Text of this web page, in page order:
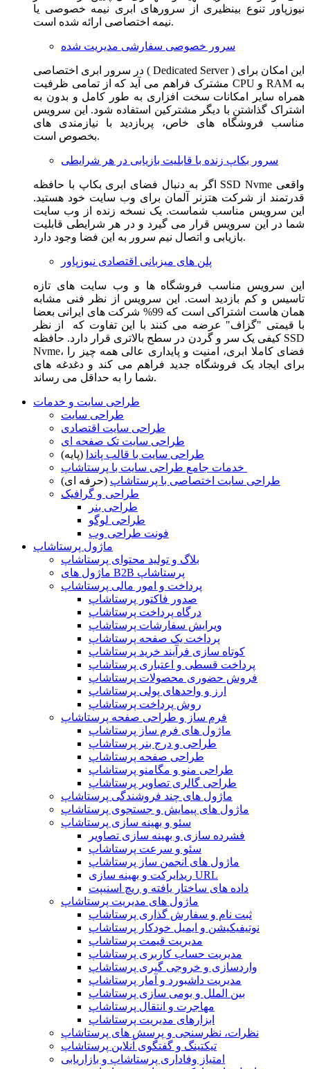
نیوزپاور تنوع بینظیری از سرورهای ابری نیمه خصوصی یا
نیمه اختصاصی ارائه شده است.
سرور خصوصی سفارشی مدیریت شده
در سرور ابری اختصاصی ( Dedicated Server ) این امکان برای
مشترک فراهم می آید که از تمامی ظرفیت CPU و RAM به
همراه سایر امکانات سخت افزاری به طور کامل و بدون به
اشتراک گذاشتن با دیگر مشترکین استفاده شود. این سرویس
مناسب فروشگاه های خاص، پربازدید با نیازمندی های
بخصوص است.
سرور بکاپ زنده با قابلیت بازیابی در هر شرایطی
اگر به دنبال فضای ابری بکاپ با حافظه SSD Nvme واقعی
قدرتمند از شرکت هتزنر آلمان برای وب سایت خود هستید.
این سرویس مناسب شماست. یک نسخه زنده از وب سایت
شما در این سرویس قرار می گیرد و در هر شرایطی قابلیت
بازیابی و اتصال نیم سرور به این فضا وجود دارد.
پلن های میزبانی اقتصادی نیوزپاور
این سرویس مناسب فروشگاه ها و وب سایت های تازه
تاسیس و کم بازدید است. این سرویس از نظر فنی مشابه
همان هاست اشتراکی است که 99% شرکت های ایرانی بعضا
با قیمتی "گزاف" عرضه می کنند با این تفاوت که از نظر
کیفی یک سر و گردن در سطح بالاتری قرار دارد. حافظه SSD
Nvme، فضای کاملا ابری، امنیت و پایداری عالی همه چیز را
برای ایجاد یک فروشگاه جدید فراهم می کند و دغدغه های
شما را به حداقل می رساند.
طراحی سایت و خدمات
طراحی سایت
طراحی سایت اقتصادی
طراحی سایت تک صفحه ای
طراحی سایت با قالب پاندا (پایه)
طراحی سایت اختصاصی با پرستاشاپ (حرفه ای)
طراحی و گرافیک
طراحی بنر
طراحی لوگو
فونت طراحی وب
ماژول پرستاشاپ
بلاگ و تولید محتوای پرستاشاپ
ماژول های B2B پرستاشاپ
پرداخت و امور مالی پرستاشاپ
صدور فاکتور پرستاشاپ
درگاه پرداخت پرستاشاپ
ویرایش سفارشات پرستاشاپ
پرداخت یک صفحه پرستاشاپ
کوتاه سازی فرآیند خرید پرستاشاپ
پرداخت قسطی و اعتباری پرستاشاپ
فروش حضوری محصولات پرستاشاپ
ارز و واحدهای پولی پرستاشاپ
روش پرداخت پرستاشاپ
فرم ساز و طراحی صفحه پرستاشاپ
ماژول های فرم ساز پرستاشاپ
طراحی و درج بنر پرستاشاپ
طراحی صفحه پرستاشاپ
طراحی منو و مگامنو پرستاشاپ
طراحی گالری تصاویر پرستاشاپ
ماژول های چند فروشندگی پرستاشاپ
ماژول های پیمایش و جستجوی پرستاشاپ
سئو و بهینه سازی پرستاشاپ
فشرده سازی و بهینه سازی تصاویر
سئو و سرعت پرستاشاپ
ماژول های انجمن ساز پرستاشاپ
ریدایرکت و بهینه سازی URL
داده های ساختار یافته و ریچ اسنیپت
ماژول های مدیریت پرستاشاپ
ثبت نام و سفارش گذاری پرستاشاپ
نوتیفیکیشن و ایمیل خودکار پرستاشاپ
مدیریت قیمت پرستاشاپ
مدیریت حساب کاربری پرستاشاپ
واردسازی و خروجی گیری پرستاشاپ
مدیریت داشبورد و آمار پرستاشاپ
بین الملل و بومی سازی پرستاشاپ
مهاجرت و انتقال پرستاشاپ
ابزارهای مدیریت پرستاشاپ
نظرات، نظرسنجی و پرسش های پرستاشاپ
تیکتینگ و گفتگوی آنلاین پرستاشاپ
امتیاز وفاداری پرستاشاپ و بازاریابی